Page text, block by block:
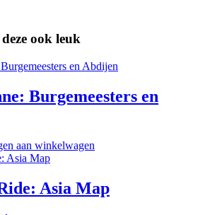
ook leuk
Burgemeesters en
aan winkelwagen
Asia Map